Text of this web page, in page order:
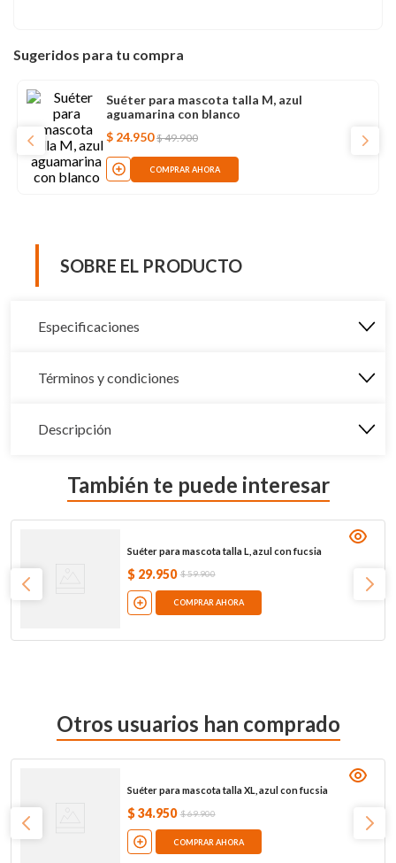
Sugeridos para tu compra
Suéter para mascota talla M, azul
aguamarina con blanco
$ 24.950 $49.900
COMPRAR AHORA
SOBRE EL PRODUCTO
Especificaciones
Términos y condiciones
Descripción
También te puede interesar
Suéter para mascota talla L, azul con fucsia
$ 29.950 $59.900
COMPRAR AHORA
Otros usuarios han comprado
Suéter para mascota talla XL, azul con fucsia
$ 34.950 $69.900
COMPRAR AHORA